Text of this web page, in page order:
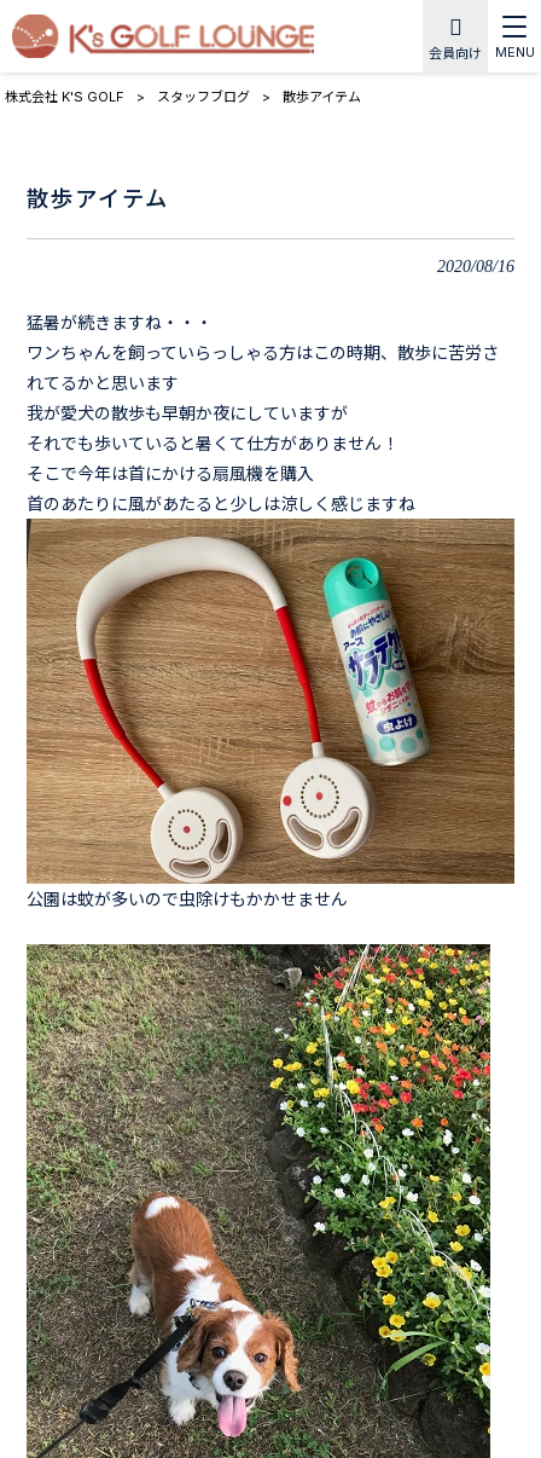
会員向け MENU
株式会社 K'S GOLF > スタッフブログ > 散歩アイテム
散歩アイテム
2020/08/16
猛暑が続きますね・・・
ワンちゃんを飼っていらっしゃる方はこの時期、散歩に苦労さ
れてるかと思います
我が愛犬の散歩も早朝か夜にしていますが
それでも歩いていると暑くて仕方がありません！
そこで今年は首にかける扇風機を購入
首のあたりに風があたると少しは涼しく感じますね
公園は蚊が多いので虫除けもかかせません